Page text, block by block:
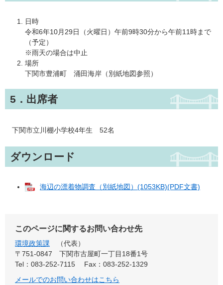
日時
令和6年10月29日（火曜日）午前9時30分から午前11時まで
（予定）
※雨天の場合は中止
場所
下関市豊浦町 涌田海岸（別紙地図参照）
5．出席者
下関市立川棚小学校4年生 52名
ダウンロード
海辺の漂着物調査（別紙地図）(1053KB)(PDF文書)
このページに関するお問い合わせ先
環境政策課
代表
〒751-0847
下関市古屋町一丁目18番1号
Tel：083-252-7115
Fax：083-252-1329
メールでのお問い合わせはこちら